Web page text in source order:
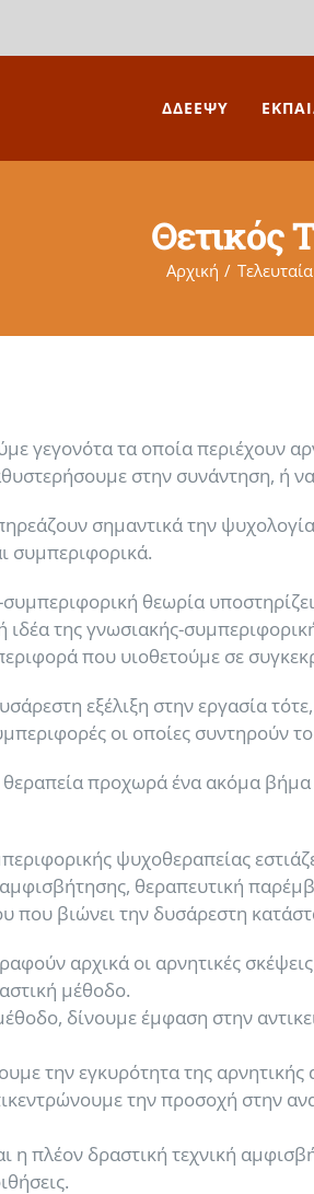
ΔΔΕΕΨΥ
Θετικός
Αρχική
γεγονότα τα οποία περιέχουν
στην συνάντηση, ή να
σημαντικά την
συμπεριφορικά.
θεωρία
της γνωσιακής-
που υιοθετούμε σε
εξέλιξη στην εργασία
οι οποίες
προχωρά ένα ακόμα
ψυχοθεραπείας
θεραπευτική
που βιώνει την δυσάρεστη
αρχικά οι αρνητικές
μέθοδο.
δίνουμε έμφαση στην
την εγκυρότητα της
την προσοχή στην
η πλέον δραστική τεχνική